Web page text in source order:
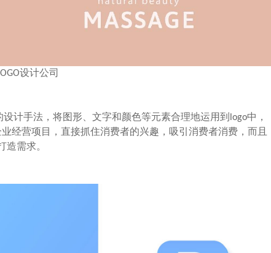
计公司
计手法，将图形、文字和颜色等元素合理地运用到logo中，
经营项目，直接抓住消费者的兴趣，吸引消费者消费，而且
造需求。